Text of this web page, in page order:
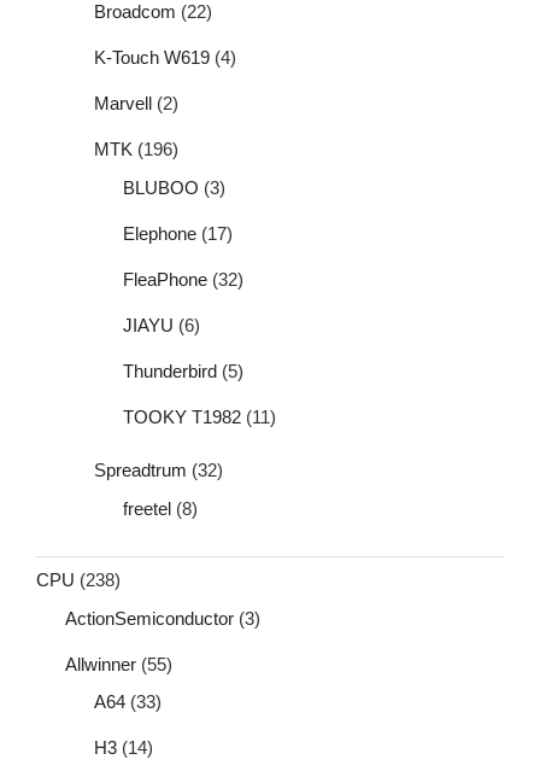
Broadcom (22)
K-Touch W619 (4)
Marvell (2)
MTK (196)
BLUBOO (3)
Elephone (17)
FleaPhone (32)
JIAYU (6)
Thunderbird (5)
TOOKY T1982 (11)
Spreadtrum (32)
freetel (8)
CPU (238)
ActionSemiconductor (3)
Allwinner (55)
A64 (33)
H3 (14)